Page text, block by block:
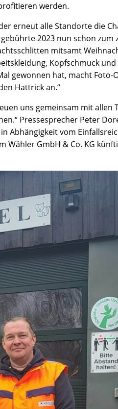
werden.
erneut alle Standorte die
2023 nun schon zum
mitsamt
Kopfschmuck
gewonnen hat, macht Foto-
Hattrick an.“
uns gemeinsam mit allen
Pressesprecher Peter
Abhängigkeit vom
Wähler GmbH & Co. KG